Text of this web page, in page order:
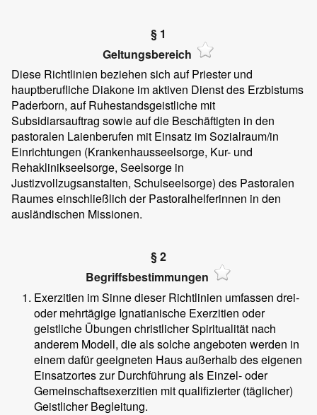
§ 1
Geltungsbereich
Diese Richtlinien beziehen sich auf Priester und
hauptberufliche Diakone im aktiven Dienst des Erzbistums
Paderborn, auf Ruhestandsgeistliche mit
Subsidiarsauftrag sowie auf die Beschäftigten in den
pastoralen Laienberufen mit Einsatz im Sozialraum/in
Einrichtungen (Krankenhausseelsorge, Kur- und
Rehaklinikseelsorge, Seelsorge in
Justizvollzugsanstalten, Schulseelsorge) des Pastoralen
Raumes einschließlich der Pastoralhelferinnen in den
ausländischen Missionen.
§ 2
Begriffsbestimmungen
Exerzitien im Sinne dieser Richtlinien umfassen drei-
oder mehrtägige Ignatianische Exerzitien oder
geistliche Übungen christlicher Spiritualität nach
anderem Modell, die als solche angeboten werden in
einem dafür geeigneten Haus außerhalb des eigenen
Einsatzortes zur Durchführung als Einzel- oder
Gemeinschaftsexerzitien mit qualifizierter (täglicher)
Geistlicher Begleitung.